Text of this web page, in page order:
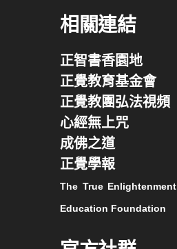
相關連結
正智書香園地
正覺教育基金會
正覺教團弘法視頻
心經無上咒
成佛之道
正覺學報
The True Enlightenment
Education Foundation